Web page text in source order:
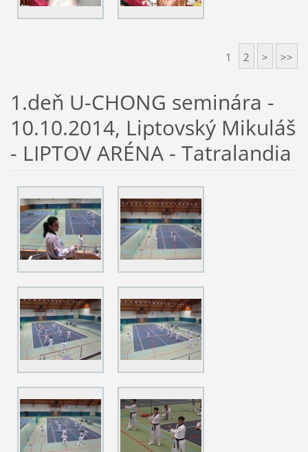
1 2 > >>
1.deň U-CHONG seminára -
10.10.2014, Liptovský Mikuláš
- LIPTOV ARÉNA - Tatralandia